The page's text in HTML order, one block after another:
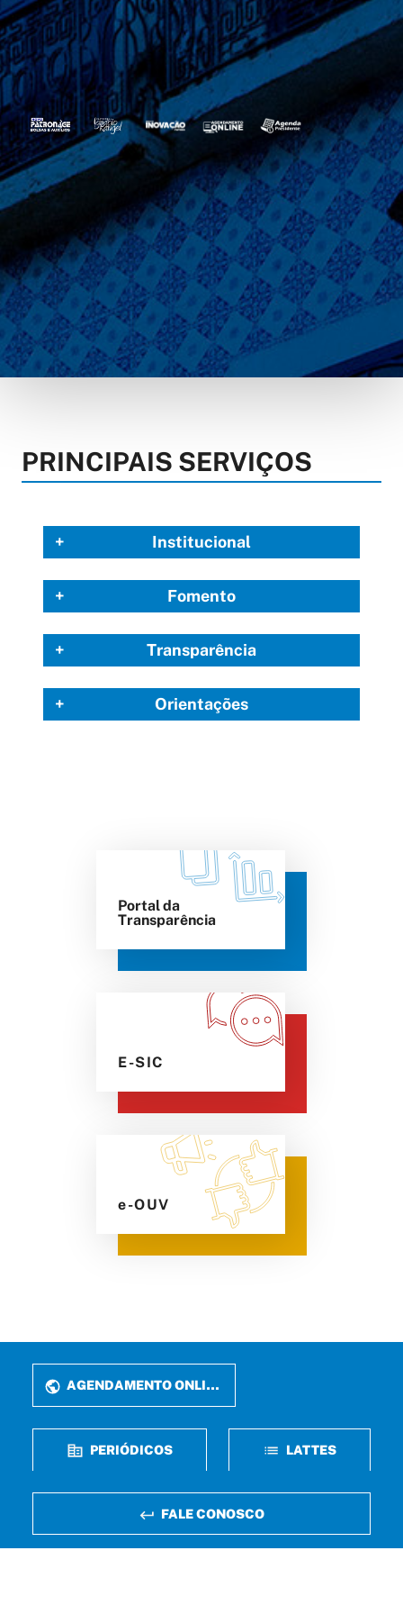
PRINCIPAIS SERVIÇOS
Institucional
Fomento
Transparência
Orientações
Portal da
Transparência
E-SIC
e-OUV
AGENDAMENTO ONLINE
PERIÓDICOS LATTES
FALE CONOSCO